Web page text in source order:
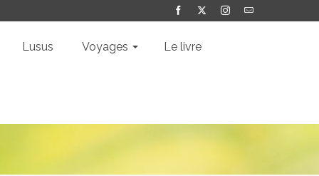
Lusus Voyages Le livre